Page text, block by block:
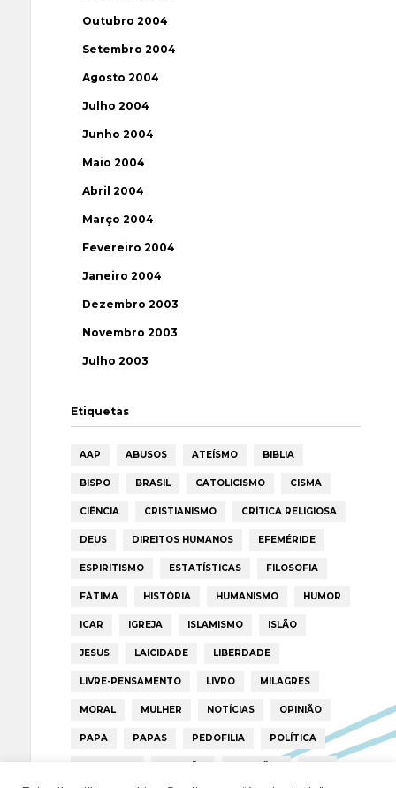
Outubro 2004
Setembro 2004
Agosto 2004
Julho 2004
Junho 2004
Maio 2004
Abril 2004
Março 2004
Fevereiro 2004
Janeiro 2004
Dezembro 2003
Novembro 2003
Julho 2003
Etiquetas
AAP ABUSOS ATEÍSMO BIBLIA
BISPO BRASIL CATOLICISMO CISMA
CIÊNCIA CRISTIANISMO CRÍTICA RELIGIOSA
DEUS DIREITOS HUMANOS EFEMÉRIDE
ESPIRITISMO ESTATÍSTICAS FILOSOFIA
FÁTIMA HISTÓRIA HUMANISMO HUMOR
ICAR IGREJA ISLAMISMO ISLÃO
JESUS LAICIDADE LIBERDADE
LIVRE-PENSAMENTO LIVRO MILAGRES
MORAL MULHER NOTÍCIAS OPINIÃO
PAPA PAPAS PEDOFILIA POLÍTICA
PORTUGAL RELIGIÃO RELIGIÕES RTP